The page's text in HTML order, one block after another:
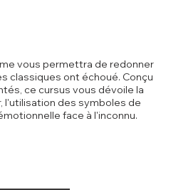
vous permettra de redonner
classiques ont échoué. Conçu
ce cursus vous dévoile la
l'utilisation des symboles de
face à l'inconnu.